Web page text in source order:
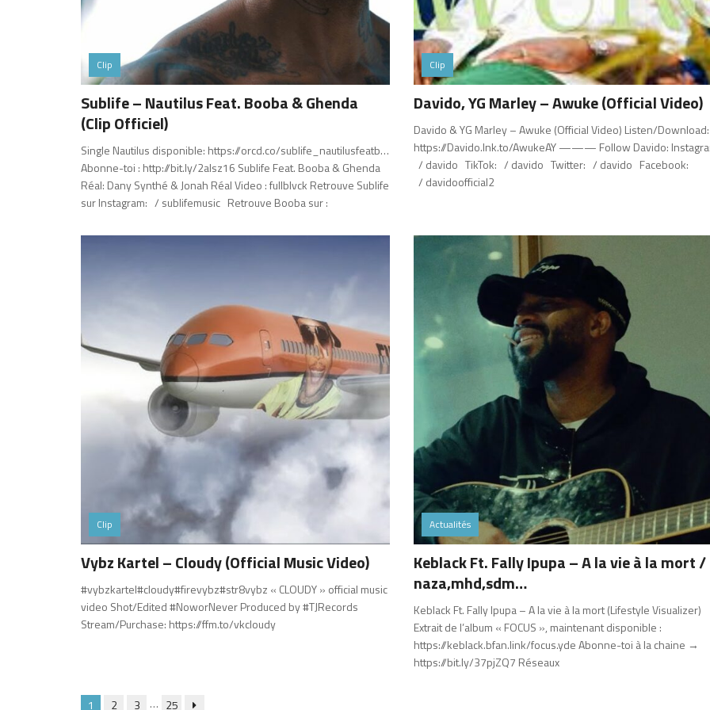
Clip
Sublife – Nautilus Feat. Booba & Ghenda
(Clip Officiel)
Single Nautilus disponible: https://orcd.co/sublife_nautilusfeatb…
Abonne-toi : http://bit.ly/2aIsz16​​​ Sublife Feat. Booba & Ghenda
Réal: Dany Synthé & Jonah Réal Video : fullblvck Retrouve Sublife
sur Instagram: / sublifemusic Retrouve Booba sur :
Clip
Davido, YG Marley – Awuke (Official Video)
Davido & YG Marley – Awuke (Official Video) Listen/Download:
https://Davido.lnk.to/AwukeAY ——— Follow Davido:
/ davido TikTok: / davido Twitter: / davido Facebook:
/ davidoofficial2
Clip
Vybz Kartel – Cloudy (Official Music Video)
#vybzkartel#cloudy#firevybz#str8vybz « CLOUDY » official music
video Shot/Edited #NoworNever Produced by #TJRecords
Stream/Purchase: https://ffm.to/vkcloudy
Actualités
Keblack Ft. Fally Ipupa – A la vie à la mort /
naza,mhd,sdm…
Keblack Ft. Fally Ipupa – A la vie à la mort (Lifestyle Visualizer)
Extrait de l’album « FOCUS », maintenant disponible :
https://keblack.bfan.link/focus.yde Abonne-toi à la chaine →
https://bit.ly/37pjZQ7 Réseaux
1 2 3 … 25